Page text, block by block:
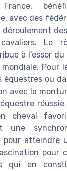
avec des
Le
à l'essor
Pour
ou
avec la
cheval
une
pour atteindre
pour
qui en